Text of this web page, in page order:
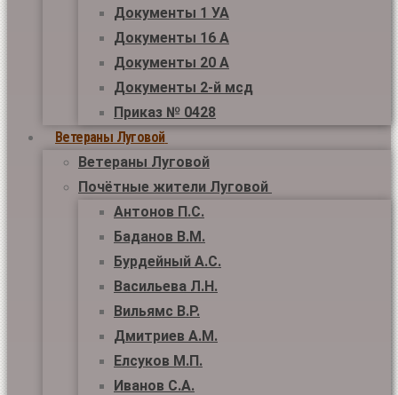
Документы 1 УА
Документы 16 А
Документы 20 А
Документы 2-й мсд
Приказ № 0428
Ветераны Луговой
Ветераны Луговой
Почётные жители Луговой
Антонов П.С.
Баданов В.М.
Бурдейный А.С.
Васильева Л.Н.
Вильямс В.Р.
Дмитриев А.М.
Елсуков М.П.
Иванов С.А.